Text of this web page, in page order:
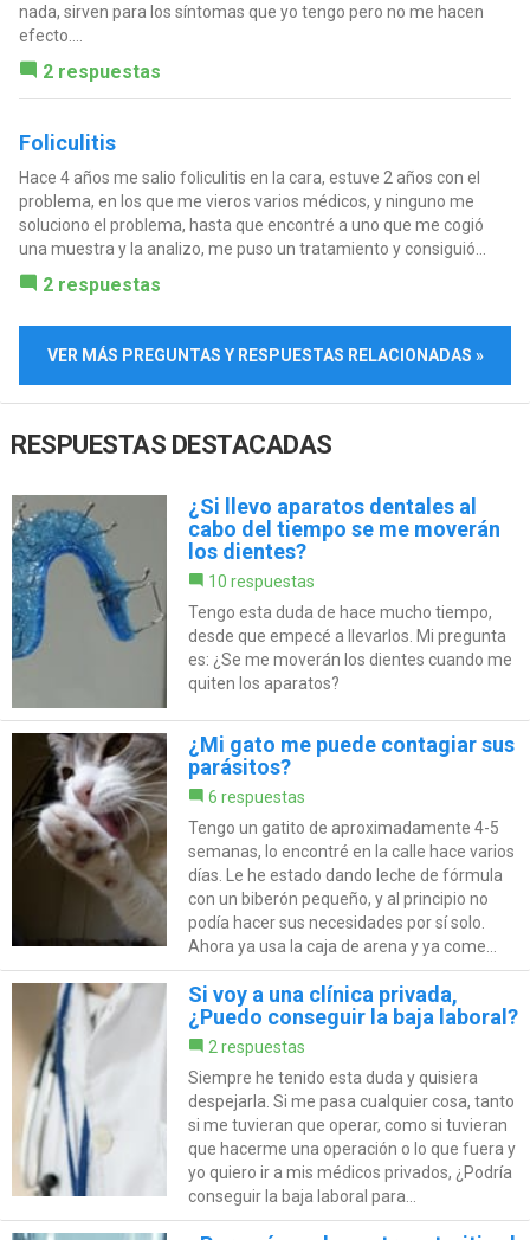
nada, sirven para los síntomas que yo tengo pero no me hacen
efecto....
2 respuestas
Foliculitis
Hace 4 años me salio foliculitis en la cara, estuve 2 años con el
problema, en los que me vieros varios médicos, y ninguno me
soluciono el problema, hasta que encontré a uno que me cogió
una muestra y la analizo, me puso un tratamiento y consiguió...
2 respuestas
VER MÁS PREGUNTAS Y RESPUESTAS RELACIONADAS »
RESPUESTAS DESTACADAS
¿Si llevo aparatos dentales al
cabo del tiempo se me moverán
los dientes?
10 respuestas
Tengo esta duda de hace mucho tiempo,
desde que empecé a llevarlos. Mi pregunta
es: ¿Se me moverán los dientes cuando me
quiten los aparatos?
¿Mi gato me puede contagiar sus
parásitos?
6 respuestas
Tengo un gatito de aproximadamente 4-5
semanas, lo encontré en la calle hace varios
días. Le he estado dando leche de fórmula
con un biberón pequeño, y al principio no
podía hacer sus necesidades por sí solo.
Ahora ya usa la caja de arena y ya come...
Si voy a una clínica privada,
¿Puedo conseguir la baja laboral?
2 respuestas
Siempre he tenido esta duda y quisiera
despejarla. Si me pasa cualquier cosa, tanto
si me tuvieran que operar, como si tuvieran
que hacerme una operación o lo que fuera y
yo quiero ir a mis médicos privados, ¿Podría
conseguir la baja laboral para...